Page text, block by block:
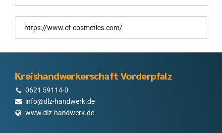
Kreishandwerkerschaft Vorderpfalz
0621 59114-0
info@dlz-handwerk.de
www.dlz-handwerk.de